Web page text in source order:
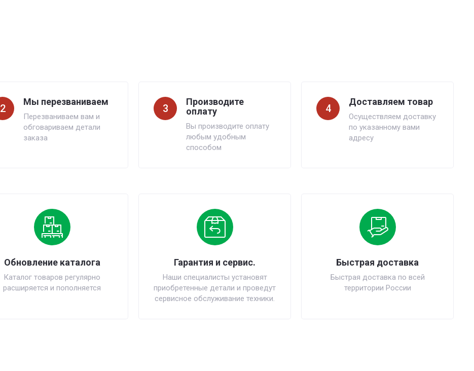
2
Мы перезваниваем
Перезваниваем вам и
обговариваем детали
заказа
3
Производите
оплату
Вы производите оплату
любым удобным
способом
4
Доставляем товар
Осуществляем доставку
по указанному вами
адресу
Обновление каталога
Каталог товаров регулярно
расширяется и пополняется
Гарантия и сервис.
Наши специалисты установят
приобретенные детали и проведут
сервисное обслуживание техники.
Быстрая доставка
Быстрая доставка по всей
территории России